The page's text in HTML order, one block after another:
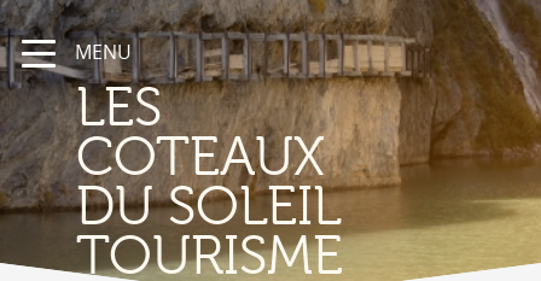
MENU
LES
COTEAUX
DU SOLEIL
TOURISME